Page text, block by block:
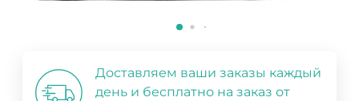
Доставляем ваши заказы каждый
день и бесплатно на заказ от